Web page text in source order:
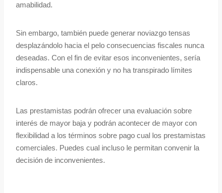
amabilidad.
Sin embargo, también puede generar noviazgo tensas
desplazándolo hacia el pelo consecuencias fiscales nunca
deseadas. Con el fin de evitar esos inconvenientes, serí­a
indispensable una conexión y no ha transpirado límites
claros.
Las prestamistas podrán ofrecer una evaluación sobre
interés de mayor baja y podrán acontecer de mayor con
flexibilidad a los términos sobre pago cual los prestamistas
comerciales. Puedes cual incluso le permitan convenir la
decisión de inconvenientes.